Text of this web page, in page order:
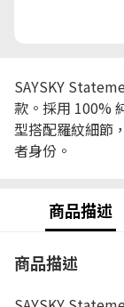
SAYSKY
款。採用 100%
型搭配羅紋細節
者身份。
商品描述
商品描述